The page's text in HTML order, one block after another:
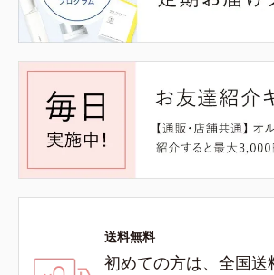
送料無料
初めての方は、全国送